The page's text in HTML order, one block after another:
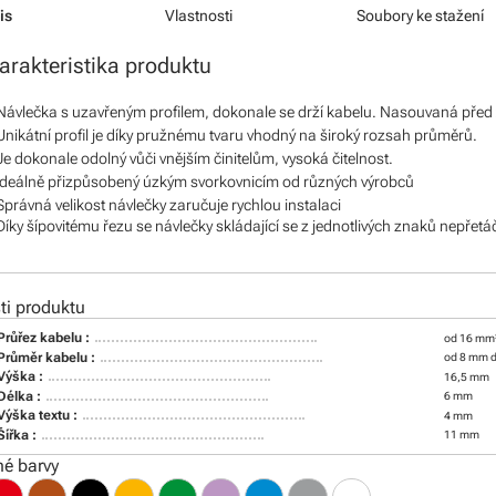
Vlastnosti Soubory ke stažení
produktu
s uzavřeným profilem, dokonale se drží kabelu. Nasouvaná
profil je díky pružnému tvaru vhodný na široký rozsah průměrů.
dokonale odolný vůči vnějším činitelům, vysoká čitelnost.
přizpůsobený úzkým svorkovnicím od různých výrobců
velikost návlečky zaručuje rychlou instalaci
šípovitému řezu se návlečky skládající se z jednotlivých znaků
produktu
kabelu : od 16
kabelu : od 8 mm
: 16,5 mm
: 6 mm
textu : 4 mm
: 11 mm
barvy